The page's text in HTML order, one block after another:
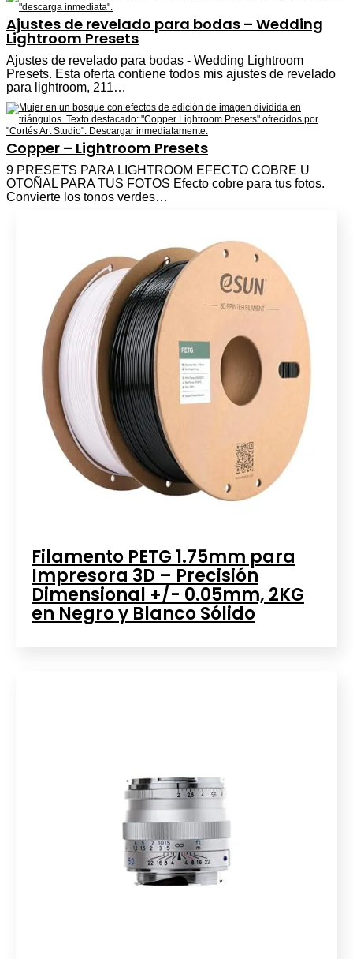
Ajustes de revelado para bodas – Wedding
Lightroom Presets
Ajustes de revelado para bodas - Wedding Lightroom
Presets. Esta oferta contiene todos mis ajustes de revelado
para lightroom, 211…
Copper – Lightroom Presets
9 PRESETS PARA LIGHTROOM EFECTO COBRE U
OTOÑAL PARA TUS FOTOS Efecto cobre para tus fotos.
Convierte los tonos verdes…
Filamento PETG 1.75mm para
Impresora 3D – Precisión
Dimensional +/- 0.05mm, 2KG
en Negro y Blanco Sólido